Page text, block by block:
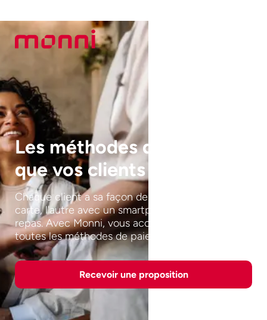
Les méthodes de paiement
que vos clients attendent
Chaque client a sa façon de payer. L'un avec une
carte, l'autre avec un smartphone ou un chèque-
repas. Avec Monni, vous acceptez facilement
toutes les méthodes de paiement courantes.
Recevoir une proposition